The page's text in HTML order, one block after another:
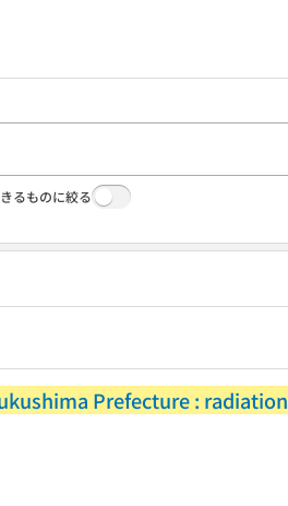
るものに絞る
Prefecture : radiation